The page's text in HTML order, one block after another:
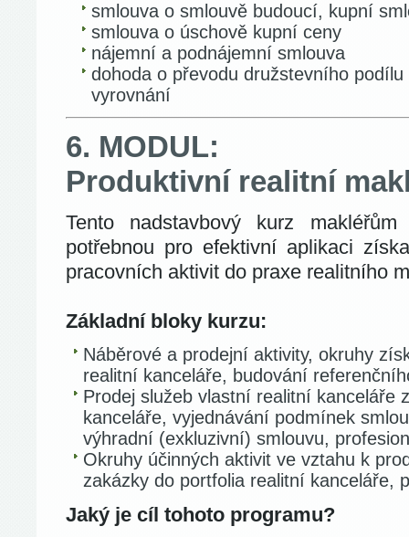
smlouva o smlouvě budoucí, kupní
smlouva o úschově kupní ceny
nájemní a podnájemní smlouva
dohoda o převodu družstevního
vyrovnání
6. MODUL:
Produktivní realitní
Tento nadstavbový kurz
potřebnou pro efektivní aplikaci
pracovních aktivit do praxe realitního
Základní bloky kurzu:
Náběrové a prodejní aktivity, okruhy
realitní kanceláře, budování
Prodej služeb vlastní realitní kanceláře
kanceláře, vyjednávání podmínek
výhradní (exkluzivní) smlouvu,
Okruhy účinných aktivit ve vztahu k
zakázky do portfolia realitní kanceláře,
Jaký je cíl tohoto programu?